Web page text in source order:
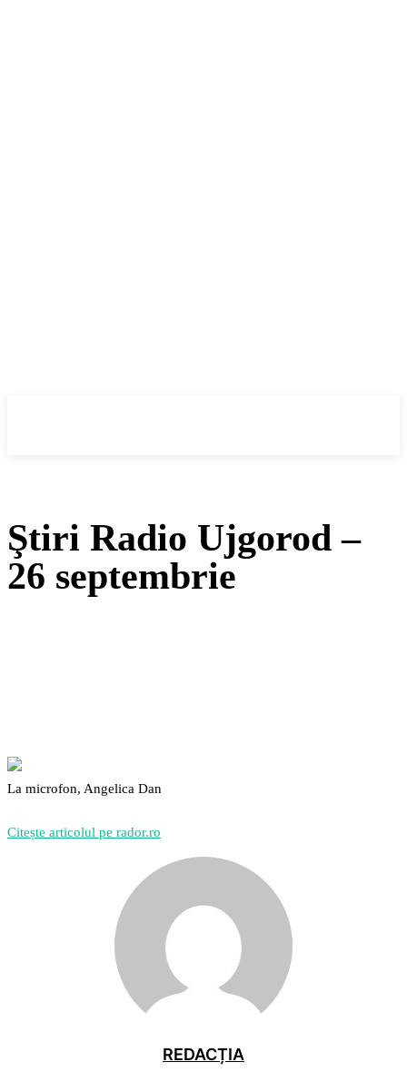
Ştiri Radio Ujgorod –
26 septembrie
La microfon, Angelica Dan
Citește articolul pe rador.ro
REDACȚIA